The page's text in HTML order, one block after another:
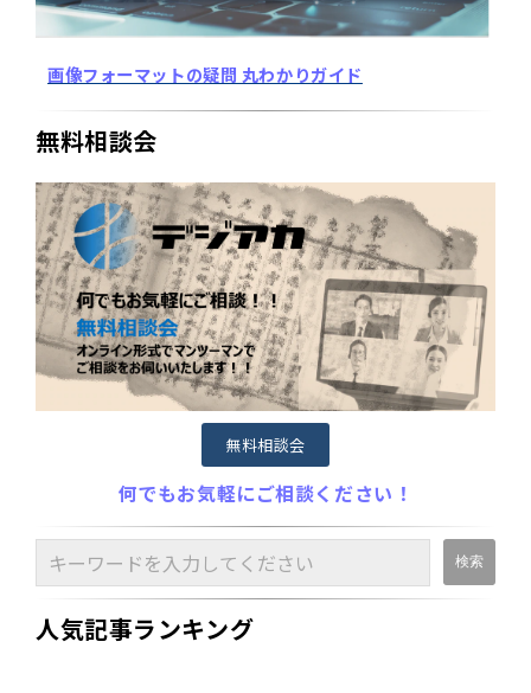
画像フォーマットの疑問 丸わかりガイド
無料相談会
無料相談会
何でもお気軽にご相談ください！
人気記事ランキング